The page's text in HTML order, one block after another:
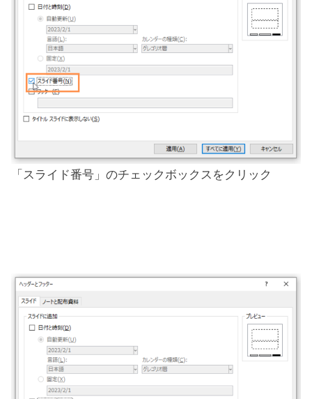
「スライド番号」のチェックボックスをクリック